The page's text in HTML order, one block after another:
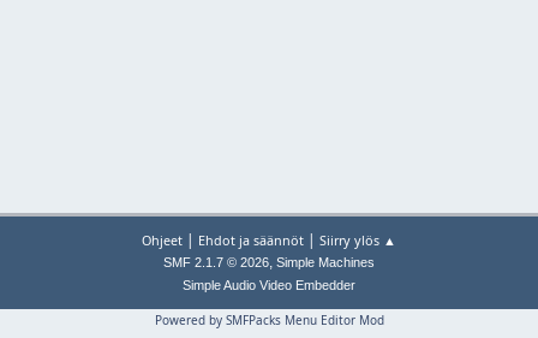
Ohjeet | Ehdot ja säännöt | Siirry ylös ▲
SMF 2.1.7 © 2026, Simple Machines
Simple Audio Video Embedder
Powered by SMFPacks Menu Editor Mod